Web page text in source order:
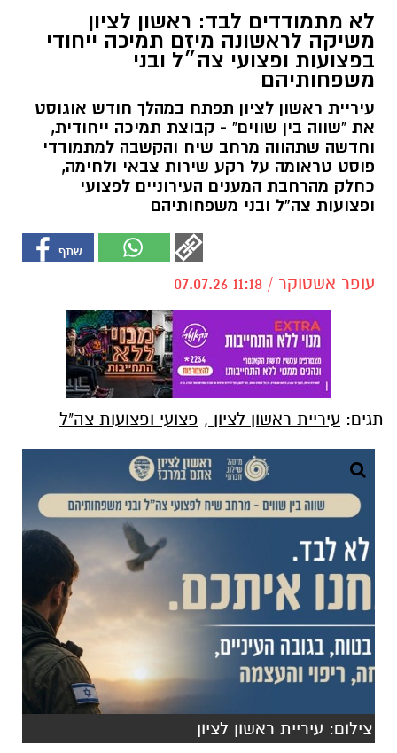
לא מתמודדים לבד: ראשון לציון
משיקה לראשונה מיזם תמיכה ייחודי
בפצועות ופצועי צה״ל ובני
משפחותיהם
עיריית ראשון לציון תפתח במהלך חודש אוגוסט
את "שווה בין שווים" - קבוצת תמיכה ייחודית,
וחדשה שתהווה מרחב שיח והקשבה למתמודדי
פוסט טראומה על רקע שירות צבאי ולחימה,
כחלק מהרחבת המענים העירוניים לפצועי
ופצועות צה”ל ובני משפחותיהם
עופר אשטוקר / 11:18 07.07.26
תגים: עיריית ראשון לציון , פצועי ופצועות צה"ל
צילום: עיריית ראשון לציון